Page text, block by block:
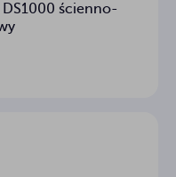
ścienno-